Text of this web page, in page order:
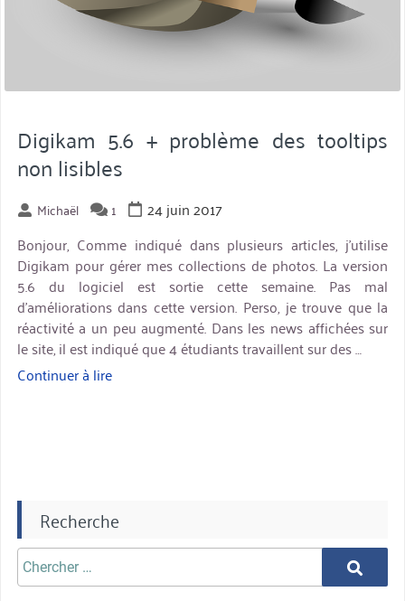
Digikam 5.6 + problème des tooltips
non lisibles
Michaël 1
24 juin 2017
Bonjour, Comme indiqué dans plusieurs articles, j’utilise
Digikam pour gérer mes collections de photos. La version
5.6 du logiciel est sortie cette semaine. Pas mal
d’améliorations dans cette version. Perso, je trouve que la
réactivité a un peu augmenté. Dans les news affichées sur
le site, il est indiqué que 4 étudiants travaillent sur des …
Continuer à lire« Digikam
lisibles »
Recherche
Chercher
aprè:
Chercher